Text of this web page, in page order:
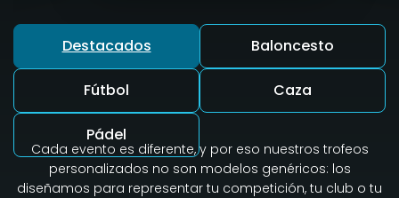
Destacados Baloncesto
Fútbol Caza
Pádel
Cada evento es diferente, y por eso nuestros trofeos
personalizados no son modelos genéricos: los
diseñamos para representar tu competición, tu club o tu